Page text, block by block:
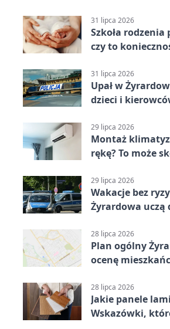
31 lipca 2026
Szkoła rodzenia
czy to
31 lipca 2026
Upał w
dzieci i
29 lipca 2026
Montaż
rękę? To może
29 lipca 2026
Wakacje bez
Żyrardowa uczą
28 lipca 2026
Plan ogólny
ocenę
28 lipca 2026
Jakie panele
Wskazówki,